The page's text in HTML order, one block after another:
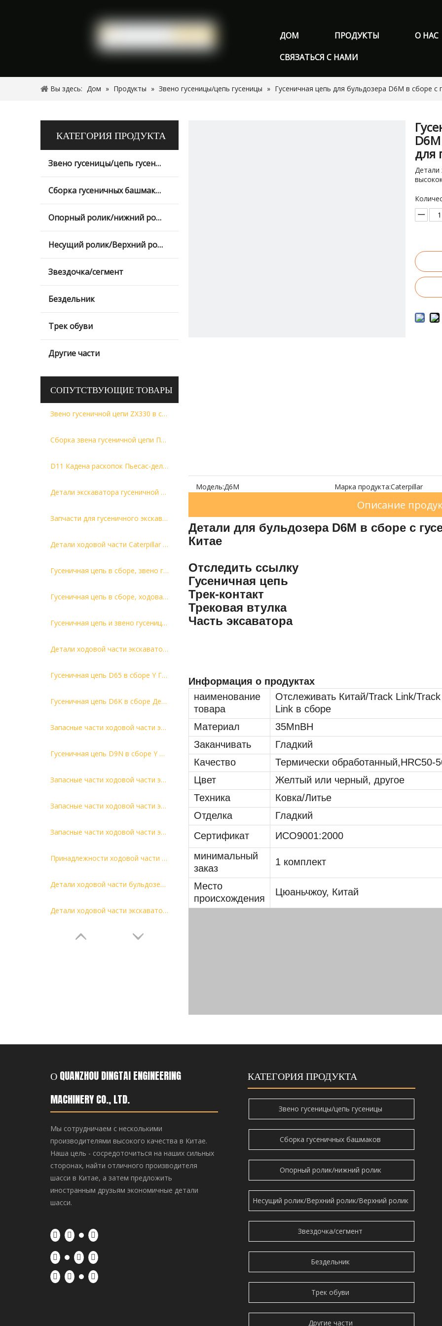
ДОМ ПРОДУКТЫ О НАС
СВЯЗАТЬСЯ С НАМИ
Вы здесь: Дом » Продукты » Звено гусеницы/цепь гусеницы » Гусеничная цепь для бульдозера D6M в сборе
КАТЕГОРИЯ ПРОДУКТА
Звено гусеницы/цепь гусеницы
Сборка гусеничных башмаков
Опорный ролик/нижний ролик
Несущий ролик/Верхний ролик/Верхний ролик
Звездочка/сегмент
Бездельник
Трек обуви
Другие части
СОПУТСТВУЮЩИЕ ТОВАРЫ
Звено гусеничной цепи ZX330 в сборе 45L для запасных частей KM2233/45 SI801/45 ходовой части экскаватора 9156481 9202851
Сборка звена гусеничной цепи ПК100-1/2/3/5/6 42Л для запасных частей 202-32-00201 ходовой части экскаватора
D11 Кадена раскопок Пьесас-дель-Трен-де-Родахе
Детали экскаватора гусеничной связи D61 134-32-00020/13G-32-00020
Запчасти для гусеничного экскаватора ZAX870 4658418
Детали ходовой части Caterpillar D6H ТЯГА ГУСЕНИЦЫ В СБОРЕ, 41 ЗВЕНЬ, 8E9037 - ССЫЛКА AS, ГУСЕНИЦА 45L
Гусеничная цепь в сборе, звено гусеницы в сборе, детали ходовой части экскаватора DS340 по конкурентоспособной цене
Гусеничная цепь в сборе, ходовая часть экскаватора в сборе, детали EX60 по конкурентоспособной цене
Гусеничная цепь и звено гусеницы в сборе, детали ходовой части экскаватора ZX330, заводская цена
Детали ходовой части экскаватора ZX230 51L в сборе с гусеничной цепью и звеном гусеницы
Гусеничная цепь D65 в сборе Y Гусеничная цепь Детали ходовой части бульдозера
Гусеничная цепь D6K в сборе Детали гусеничной цепи DT в сборе Детали ходовой части бульдозера
Запасные части ходовой части экскаватора ZX330 в сборе гусеничного звена гусеничной цепи
Гусеничная цепь D9N в сборе Y Детали гусеничной цепи DT Детали ходовой части бульдозера в сборе гусеничного звена
Запасные части ходовой части экскаватора ZX870 в сборе гусеничного звена гусеничной цепи
Запасные части ходовой части экскаватора EX120 гусеничная цепь в сборе
Запасные части ходовой части экскаватора EX100 гусеничная цепь в сборе
Принадлежности ходовой части экскаватора Гусеничная цепь в сборе E390
Детали ходовой части бульдозера Гусеничная цепь Детали DT в сборе с гусеничной связью D155 SD32
Детали ходовой части экскаватора Гусеничная цепь и звено гусеницы в сборе Р210ЛК-7
для
Детали
Модель:Д6М Марка продукта:Caterpillar
Описание
Детали для бульдозера D6M в сборе с
Китае
Отследить ссылку
Гусеничная цепь
Трек-контакт
Трековая втулка
Часть эксаватора
Информация о продуктах
наименование
товара
Отслеживать Китай/Track Link/Track
Link в сборе
Материал
35MnBH
Заканчивать
Гладкий
Качество
Термически обработанный,HRC50-
Цвет
Желтый или черный, другое
Техника
Ковка/Литье
Отделка
Гладкий
Сертификат
ИСО9001:2000
минимальный
заказ
1 комплект
Место
происхождения
Цюаньчжоу, Китай
О QUANZHOU DINGTAI ENGINEERING
MACHINERY CO., LTD.
Мы сотрудничаем с несколькими
производителями высокого качества в Китае.
Наша цель - сосредоточиться на наших сильных
сторонах, найти отличного производителя
шасси в Китае, а затем предложить
иностранным друзьям экономичные детали
шасси.
КАТЕГОРИЯ ПРОДУКТА
Звено гусеницы/цепь гусеницы
Сборка гусеничных башмаков
Опорный ролик/нижний ролик
Несущий ролик/Верхний ролик/Верхний ролик
Звездочка/сегмент
Бездельник
Трек обуви
Другие части